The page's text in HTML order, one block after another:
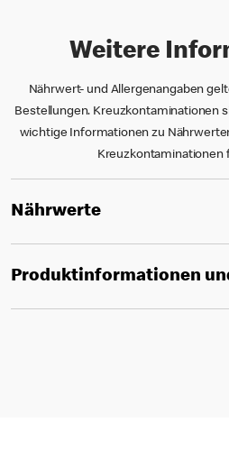
Weitere
Nährwert- und Allergenangaben
Bestellungen. Kreuzkontaminationen
wichtige Informationen zu
Kreuzkontaminationen
Nährwerte
Produktinformationen